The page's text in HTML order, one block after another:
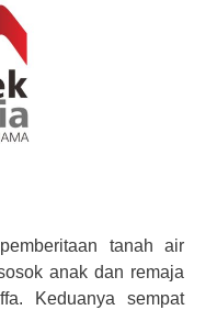
tanah air
anak dan remaja
Keduanya sempat